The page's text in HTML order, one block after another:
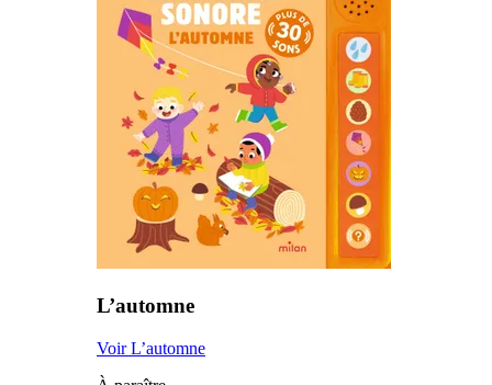
L’automne
Voir L’automne